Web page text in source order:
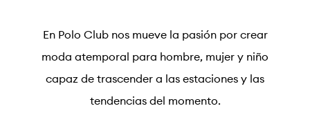
En Polo Club nos mueve la pasión por crear
moda atemporal para hombre, mujer y niño
capaz de trascender a las estaciones y las
tendencias del momento.